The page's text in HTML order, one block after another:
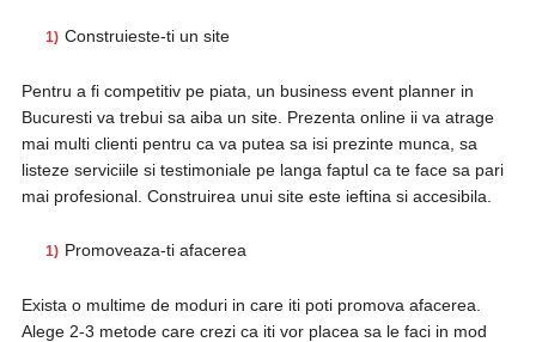
Construieste-ti un site
Pentru a fi competitiv pe piata, un business event planner in
Bucuresti va trebui sa aiba un site. Prezenta online ii va atrage
mai multi clienti pentru ca va putea sa isi prezinte munca, sa
listeze serviciile si testimoniale pe langa faptul ca te face sa pari
mai profesional. Construirea unui site este ieftina si accesibila.
Promoveaza-ti afacerea
Exista o multime de moduri in care iti poti promova afacerea.
Alege 2-3 metode care crezi ca iti vor placea sa le faci in mod